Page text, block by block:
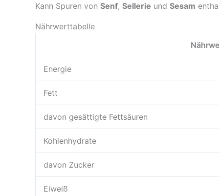
Kann Spuren von Senf, Sellerie und Sesam
Nährwerttabelle
Energie
Fett
davon gesättigte Fettsäuren
Kohlenhydrate
davon Zucker
Eiweiß